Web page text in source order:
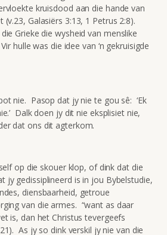
kruisdood aan die hande van
Galasiërs 3:13, 1 Petrus 2:8).
Grieke die wysheid van menslike
hulle was die idee van ‘n gekruisigde
nie. Pasop dat jy nie te gou sê: ‘Ek
Dalk doen jy dit nie eksplisiet nie,
dat ons dit agterkom.
op die skouer klop, of dink dat die
jy gedissiplineerd is in jou Bybelstudie,
diensbaarheid, getroue
van die armes. “want as daar
is, dan het Christus tevergeefs
As jy so dink verskil jy nie van die